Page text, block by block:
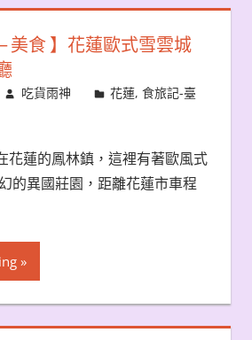
美食 】花蓮歐式雪雲城
吃貨雨神 花蓮,食旅記-臺
蓮的鳳林鎮，這裡有著歐風式
的異國莊園，距離花蓮市車程